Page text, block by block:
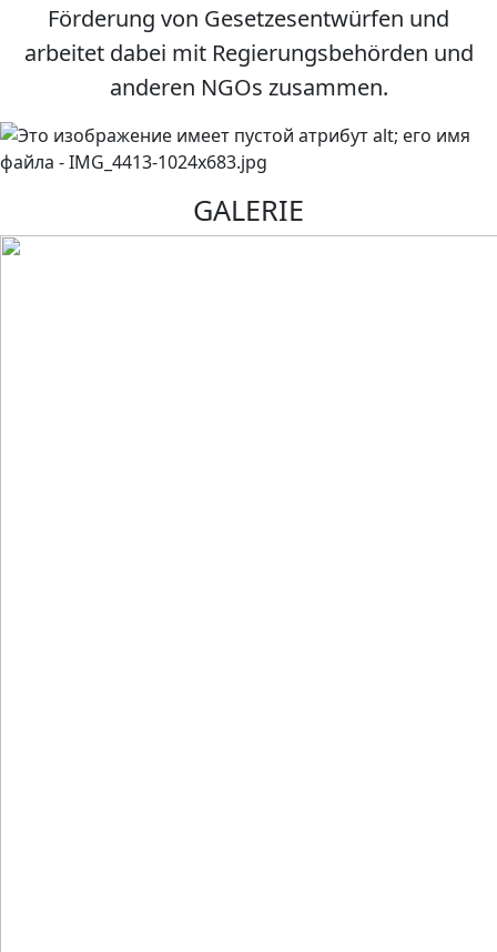
Förderung von Gesetzesentwürfen und
arbeitet dabei mit Regierungsbehörden und
anderen NGOs zusammen.
GALERIE